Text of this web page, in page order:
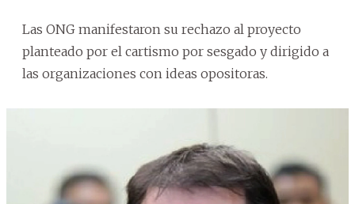
Las ONG manifestaron su rechazo al proyecto
planteado por el cartismo por sesgado y dirigido a
las organizaciones con ideas opositoras.